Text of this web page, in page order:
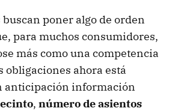
poner algo de orden
para muchos consumidores,
más como una competencia
obligaciones ahora está
anticipación información
, número de asientos